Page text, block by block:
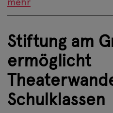
Stiftung am
ermöglicht
Schulklassen